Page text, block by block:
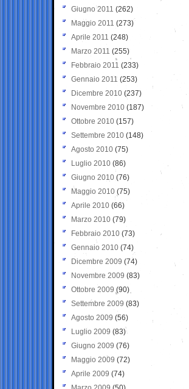
Giugno 2011 (262)
Maggio 2011 (273)
Aprile 2011 (248)
Marzo 2011 (255)
Febbraio 2011 (233)
Gennaio 2011 (253)
Dicembre 2010 (237)
Novembre 2010 (187)
Ottobre 2010 (157)
Settembre 2010 (148)
Agosto 2010 (75)
Luglio 2010 (86)
Giugno 2010 (76)
Maggio 2010 (75)
Aprile 2010 (66)
Marzo 2010 (79)
Febbraio 2010 (73)
Gennaio 2010 (74)
Dicembre 2009 (74)
Novembre 2009 (83)
Ottobre 2009 (90)
Settembre 2009 (83)
Agosto 2009 (56)
Luglio 2009 (83)
Giugno 2009 (76)
Maggio 2009 (72)
Aprile 2009 (74)